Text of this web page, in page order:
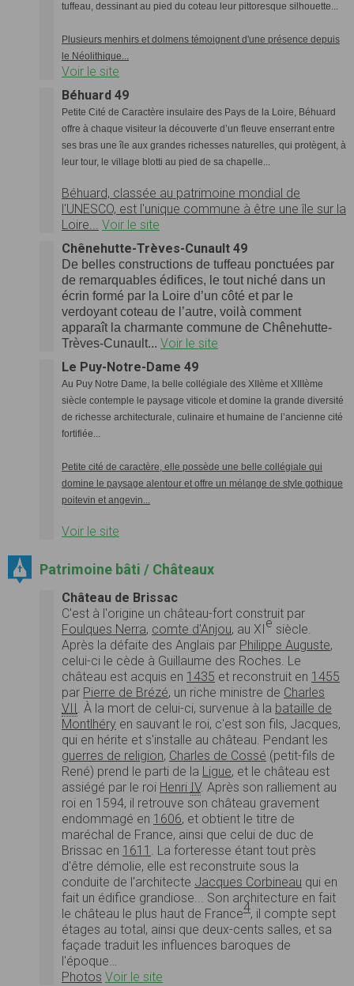
tuffeau, dessinant au pied du coteau leur pittoresque silhouette...
Plusieurs menhirs et dolmens témoignent d'une présence depuis
le Néolithique...
Voir le site
Béhuard 49
Petite Cité de Caractère insulaire des Pays de la Loire, Béhuard
offre à chaque visiteur la découverte d’un fleuve enserrant entre
ses bras une île aux grandes richesses naturelles, qui protègent, à
leur tour, le village blotti au pied de sa chapelle...
Béhuard, classée au patrimoine mondial de
l'UNESCO, est l'unique commune à être une île sur la
Loire... Voir le site
Chênehutte-Trèves-Cunault 49
De belles constructions de tuffeau ponctuées par
de remarquables édifices, le tout niché dans un
écrin formé par la Loire d’un côté et par le
verdoyant coteau de l’autre, voilà comment
apparaît la charmante commune de Chênehutte-
Trèves-Cunault... Voir le site
Le Puy-Notre-Dame 49
Au Puy Notre Dame, la belle collégiale des XIIème et XIIIème
siècle contemple le paysage viticole et domine la grande diversité
de richesse architecturale, culinaire et humaine de l’ancienne cité
fortifiée...
Petite cité de caractère, elle possède une belle collégiale qui
domine le paysage alentour et offre un mélange de style gothique
poitevin et angevin...
Voir le site
Patrimoine bâti / Châteaux
Château de Brissac
C'est à l'origine un château-fort construit par
Foulques Nerra, comte d'Anjou, au XI e siècle.
Après la défaite des Anglais par Philippe Auguste,
celui-ci le cède à Guillaume des Roches. Le
château est acquis en 1435 et reconstruit en 1455
par Pierre de Brézé, un riche ministre de Charles
VII . À la mort de celui-ci, survenue à la bataille de
Montlhéry en sauvant le roi, c'est son fils, Jacques,
qui en hérite et s'installe au château. Pendant les
guerres de religion, Charles de Cossé (petit-fils de
René) prend le parti de la Ligue, et le château est
assiégé par le roi Henri IV. Après son ralliement au
roi en 1594, il retrouve son château gravement
endommagé en 1606, et obtient le titre de
maréchal de France, ainsi que celui de duc de
Brissac en 1611 . La forteresse étant tout près
d'être démolie, elle est reconstruite sous la
conduite de l'architecte Jacques Corbineau qui en
fait un édifice grandiose... Son architecture en fait
le château le plus haut de France4, il compte sept
étages au total, ainsi que deux-cents salles, et sa
façade traduit les influences baroques de
l'époque…
Photos Voir le site